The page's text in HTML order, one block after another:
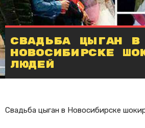
Свадьба цыган в
Новосибирске
людей
Свадьба цыган в Новосибирске